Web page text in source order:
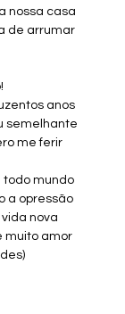
nossa casa
de arrumar
anos
semelhante
me ferir
todo mundo
a opressão
nova
muito amor